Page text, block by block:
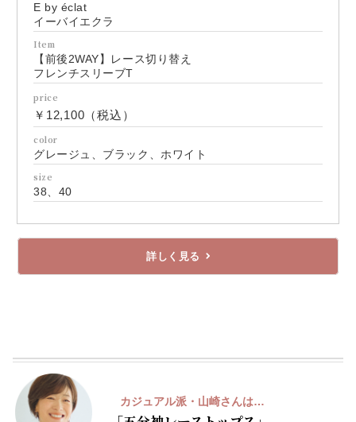
E by éclat
イーバイエクラ
Item
【前後2WAY】レース切り替え
フレンチスリーブT
price
￥12,100（税込）
color
グレージュ、ブラック、ホワイト
size
38、40
詳しく見る
カジュアル派・山崎さんは…